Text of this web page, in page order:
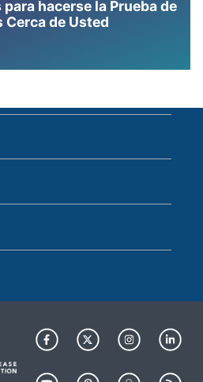
hacerse la Prueba de
Cerca de Usted